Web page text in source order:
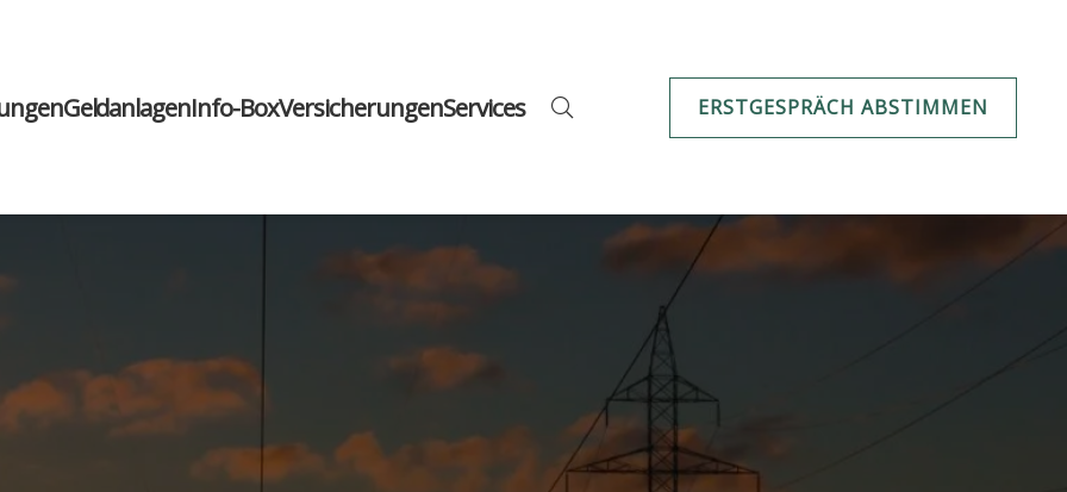
Geld­an­la­genInfo-BoxVer­si­che­run­genSer­vices ERSTGESPRÄCH ABSTIMMEN